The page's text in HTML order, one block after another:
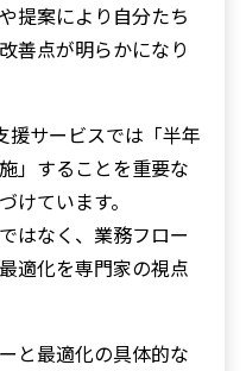
提案により自分たち
善点が明らかになり
サービスでは「半年
」することを重要な
けています。
はなく、業務フロー
適化を専門家の視点
と最適化の具体的な